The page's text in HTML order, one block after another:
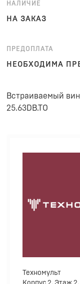
НАЛИЧИЕ
НА ЗАКАЗ
ПРЕДОПЛАТА
НЕОБХОДИМА
Встраиваемый
25.63DB.TO
Техномульт